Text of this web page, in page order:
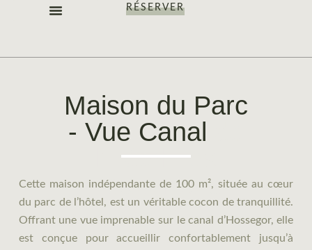
RÉSERVER
Maison du Parc
- Vue Canal
l'Hôtel Les
Fougères à
Hossegor
Cette maison indépendante de 100 m², située au cœur
du parc de l’hôtel, est un véritable cocon de tranquillité.
Offrant une vue imprenable sur le canal d’Hossegor, elle
est conçue pour accueillir confortablement jusqu’à